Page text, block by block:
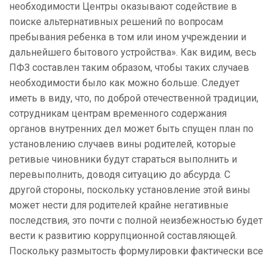
необходимости Центры оказывают содействие в
поиске альтернативных решений по вопросам
пребывания ребенка в том или ином учреждении и
дальнейшего бытового устройства». Как видим, весь
ПФЗ составлен таким образом, чтобы таких случаев
необходимости было как можно больше. Следует
иметь в виду, что, по доброй отечественной традиции,
сотрудникам центрам временного содержания
органов внутренних дел может быть спущен план по
установлению случаев вины родителей, которые
ретивые чиновники будут стараться выполнить и
перевыполнить, доводя ситуацию до абсурда. С
другой стороны, поскольку установление этой вины
может нести для родителей крайне негативные
последствия, это почти с полной неизбежностью будет
вести к развитию коррупционной составляющей.
Поскольку размытость формулировки фактически все